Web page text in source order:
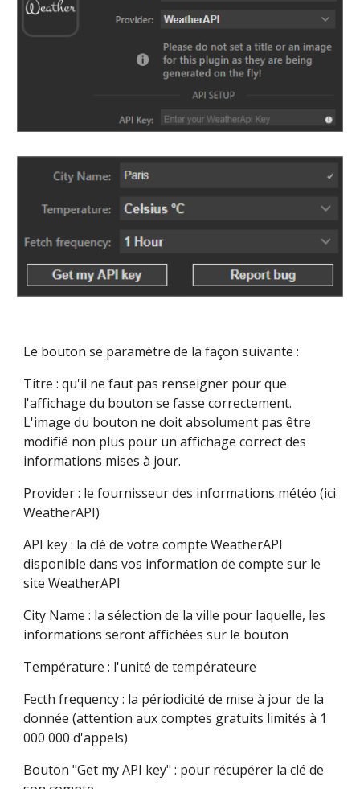
Le bouton se paramètre de la façon suivante :
Titre : qu'il ne faut pas renseigner pour que
l'affichage du bouton se fasse correctement.
L'image du bouton ne doit absolument pas être
modifié non plus pour un affichage correct des
informations mises à jour.
Provider : le fournisseur des informations météo (ici
WeatherAPI)
API key : la clé de votre compte WeatherAPI
disponible dans vos information de compte sur le
site WeatherAPI
City Name : la sélection de la ville pour laquelle, les
informations seront affichées sur le bouton
Température : l'unité de températeure
Fecth frequency : la périodicité de mise à jour de la
donnée (attention aux comptes gratuits limités à 1
000 000 d'appels)
Bouton "Get my API key" : pour récupérer la clé de